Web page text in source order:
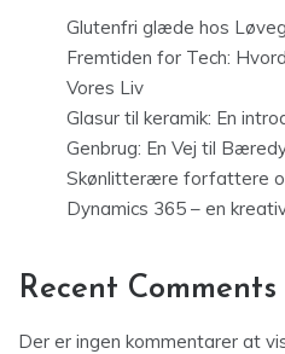
Glutenfri glæde hos
Fremtiden for Tech:
Vores Liv
Glasur til keramik: En
Genbrug: En Vej til
Skønlitterære forfattere
Dynamics 365 – en
Recent Comments
Der er ingen kommentarer at